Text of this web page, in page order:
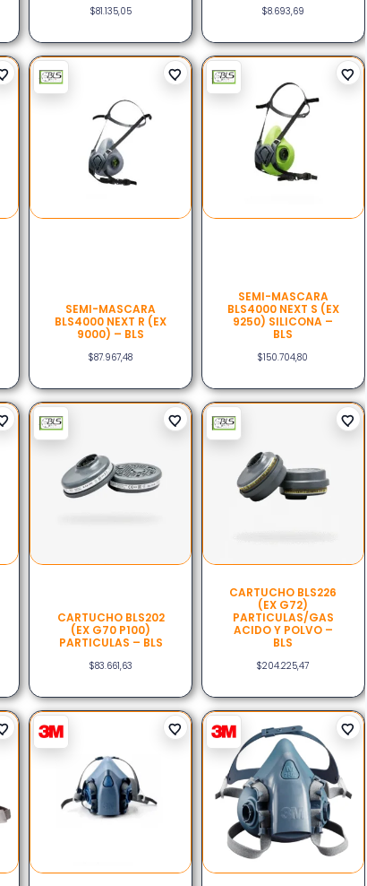
$81.135,05 $8.693,69
SEMI-MASCARA
BLS4000 NEXT R (EX
9000) – BLS
$87.967,48
SEMI-MASCARA
BLS4000 NEXT S (EX
9250) SILICONA –
BLS
$150.704,80
CARTUCHO BLS202
(EX G70 P100)
PARTICULAS – BLS
$83.661,63
CARTUCHO BLS226
(EX G72)
PARTICULAS/GAS
ACIDO Y POLVO –
BLS
$204.225,47